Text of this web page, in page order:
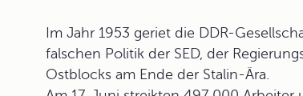
Im Jahr 1953 geriet die DDR-
falschen Politik der SED, der
Ostblocks am Ende der Stalin-Ära.